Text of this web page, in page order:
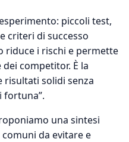
piccoli test,
criteri di successo
riduce i rischi e permette
competitor. È la
solidi senza
fortuna”.
una sintesi
da evitare e